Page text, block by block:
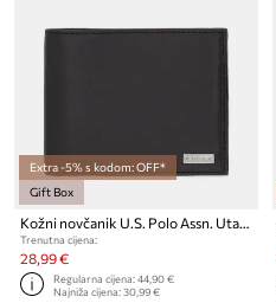
Extra -5% s kodom: OFF*
Gift Box
Trenutna cijena:
28,99 €
Regularna cijena:44,90 €
Najniža cijena:30,99 €